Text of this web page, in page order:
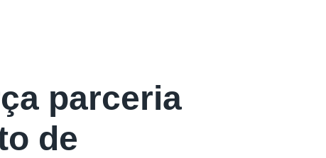
parceria
de